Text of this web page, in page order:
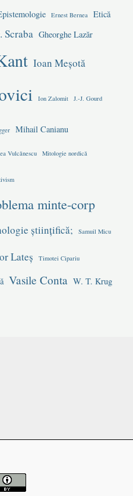
Ernest Bernea Etică
Scraba Gheorghe Lazăr
Ioan Meșotă
Ion Zalomit J.-J. Gourd
Mihail Canianu
Vulcănescu Mitologie nordică
minte-corp
științifică; Samuil Micu
Lateș Timotei Cipariu
Vasile Conta W. T. Krug